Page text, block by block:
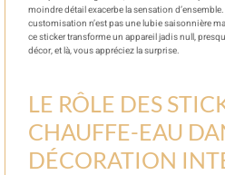
moindre détail exacerbe la sensation
customisation n’est pas une lubie saisonnière
ce sticker transforme un appareil jadis null,
décor, et là, vous appréciez la surprise.
LE RÔLE DES
CHAUFFE-EAU
DÉCORATION